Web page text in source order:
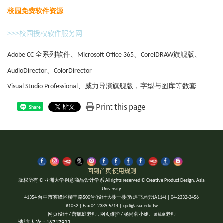
校园免费软件资源
>>>校园授权软件服务网
Adobe CC 全系列软件、Microsoft Office 365、CorelDRAW旗舰版、
AudioDirector、ColorDirector
Visual Studio Professional、威力导演旗舰版，字型与图库等数套
Share Print this page
回到首页 使用规则
版权所有 © 亚洲大学创意商品设计学系 All rights reserved © Creative Product Design, Asia
University
41354 台中市雾峰区柳丰路500号(设计大楼一楼(敦煌书局旁)A114) | 04-2332-3456
#1052 | Fax 04-2339-5714 | cpd@asia.edu.tw
网页设计 / 萧毓庭老师 . 网页维护 / 杨尚蓉小姐、
萧毓庭老师